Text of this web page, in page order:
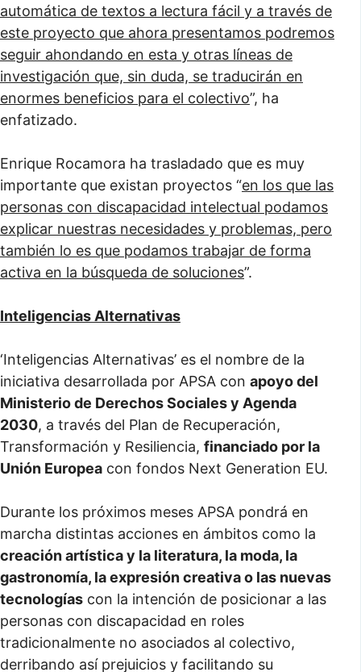
automática de textos a lectura fácil y a través de
este proyecto que ahora presentamos podremos
seguir ahondando en esta y otras líneas de
investigación que, sin duda, se traducirán en
enormes beneficios para el colectivo”, ha
enfatizado.
Enrique Rocamora ha trasladado que es muy
importante que existan proyectos “en los que las
personas con discapacidad intelectual podamos
explicar nuestras necesidades y problemas, pero
también lo es que podamos trabajar de forma
activa en la búsqueda de soluciones”.
Inteligencias Alternativas
‘Inteligencias Alternativas’ es el nombre de la
iniciativa desarrollada por APSA con apoyo del
Ministerio de Derechos Sociales y Agenda
2030, a través del Plan de Recuperación,
Transformación y Resiliencia, financiado por la
Unión Europea con fondos Next Generation EU.
Durante los próximos meses APSA pondrá en
marcha distintas acciones en ámbitos como la
creación artística y la literatura, la moda, la
gastronomía, la expresión creativa o las nuevas
tecnologías con la intención de posicionar a las
personas con discapacidad en roles
tradicionalmente no asociados al colectivo,
derribando así prejuicios y facilitando su